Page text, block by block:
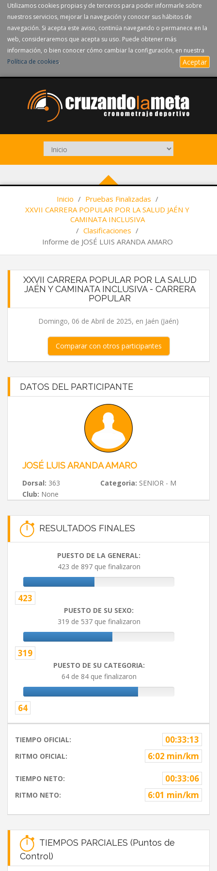
Utilizamos cookies propias y de terceros para poder informarle sobre
nuestros servicios, mejorar la navegación y conocer sus hábitos de
navegación. Si acepta este aviso, continúa navegando o permanece en la
web, consideraremos que acepta su uso. Puede obtener más
información, o bien conocer cómo cambiar la configuración, en nuestra
Política de cookies. Aceptar
Inicio / Pruebas Finalizadas /
XXVII CARRERA POPULAR POR LA SALUD JAÉN Y
CAMINATA INCLUSIVA
/ Clasificaciones /
Informe de JOSÉ LUIS ARANDA AMARO
XXVII CARRERA POPULAR POR LA SALUD
JAÉN Y CAMINATA INCLUSIVA - CARRERA
POPULAR
Domingo, 06 de Abril de 2025, en Jaén (Jaén)
Comparar con otros participantes
DATOS DEL PARTICIPANTE
JOSÉ LUIS ARANDA AMARO
Dorsal: 363 Categoria: SENIOR - M
Club: None
RESULTADOS FINALES
PUESTO DE LA GENERAL:
423 de 897 que finalizaron
423
PUESTO DE SU SEXO:
319 de 537 que finalizaron
319
PUESTO DE SU CATEGORIA:
64 de 84 que finalizaron
64
TIEMPO OFICIAL: 00:33:13
RITMO OFICIAL: 6:02 min/km
TIEMPO NETO: 00:33:06
RITMO NETO: 6:01 min/km
TIEMPOS PARCIALES (Puntos de
Control)